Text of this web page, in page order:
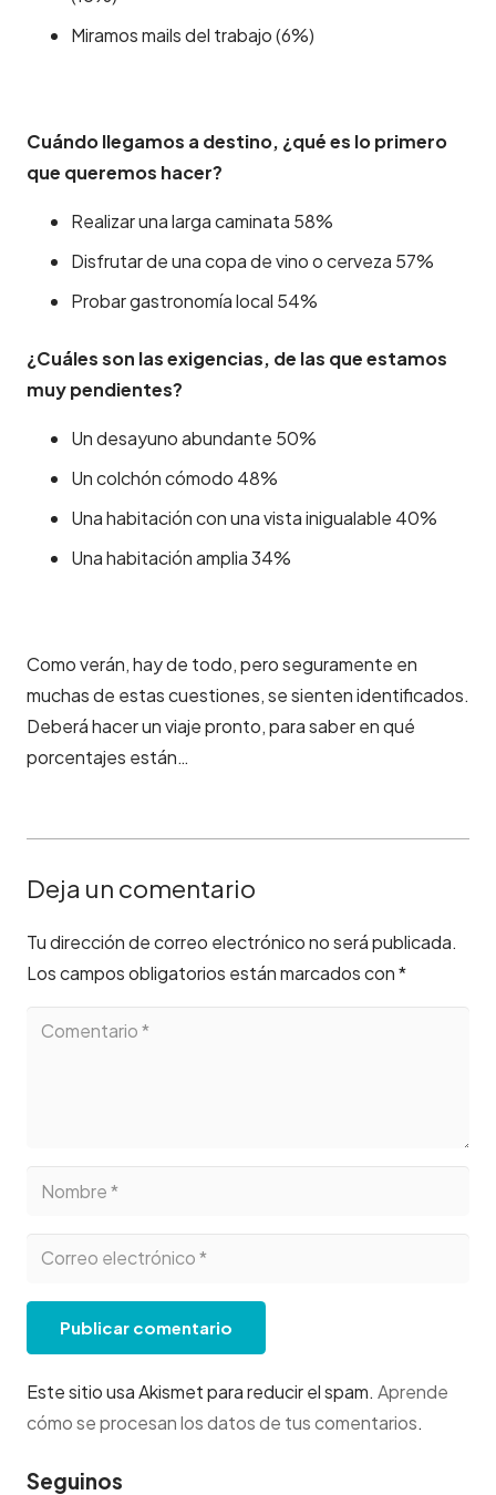
Miramos mails del trabajo (6%)
Cuándo llegamos a destino, ¿qué es lo primero
que queremos hacer?
Realizar una larga caminata 58%
Disfrutar de una copa de vino o cerveza 57%
Probar gastronomía local 54%
¿Cuáles son las exigencias, de las que estamos
muy pendientes?
Un desayuno abundante 50%
Un colchón cómodo 48%
Una habitación con una vista inigualable 40%
Una habitación amplia 34%
Como verán, hay de todo, pero seguramente en
muchas de estas cuestiones, se sienten identificados.
Deberá hacer un viaje pronto, para saber en qué
porcentajes están…
Deja un comentario
Tu dirección de correo electrónico no será publicada.
Los campos obligatorios están marcados con*
Publicar comentario
Este sitio usa Akismet para reducir el spam. Aprende
cómo se procesan los datos de tus comentarios.
Seguinos